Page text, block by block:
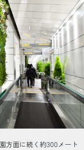
方面に続く約300メート